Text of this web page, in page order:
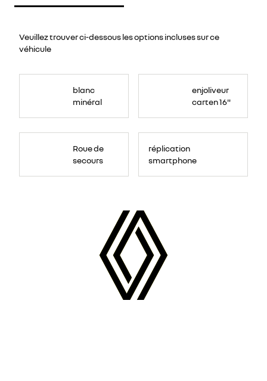
Veuillez trouver ci-dessous les options incluses sur ce
véhicule
blanc
minéral
enjoliveur
carten 16"
Roue de
secours
réplication
smartphone